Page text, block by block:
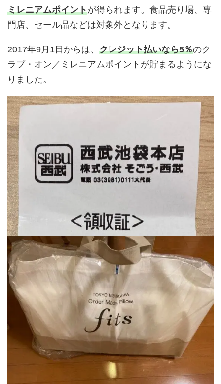
ミレニアムポイントが得られます。食品売り場、専
門店、セール品などは対象外となります。
2017年9月1日からは、 クレジット払いなら5％のク
ラブ・オン／ミレニアムポイントが貯まるようにな
りました。